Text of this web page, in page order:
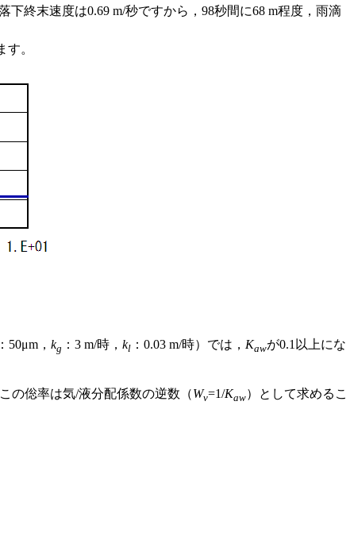
下終末速度は0.69 m/秒ですから，98秒間に68 m程度，雨滴
。
：50μm， kg ：3 m/時， kl ：0.03 m/時）では， Kawが0.1以上にな
の倊率は気/液分配係数の逆数（Wv=1/Kaw）として求めるこ